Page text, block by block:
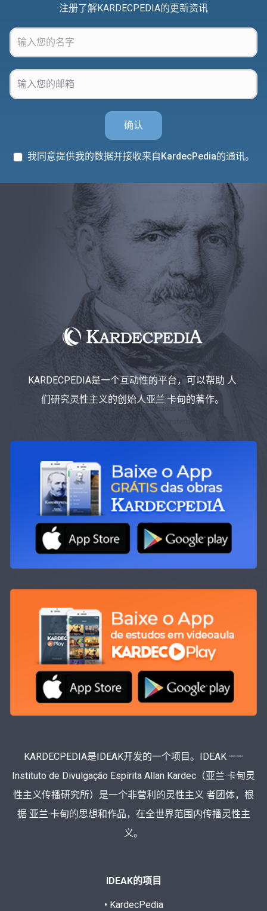
注册了解KARDECPEDIA的更新资讯
确认
我同意提供我的数据并接收来自KardecPedia的通讯。
KARDECPEDIA是一个互动性的平台，可以帮助 人
们研究灵性主义的创始人亚兰·卡甸的著作。
KARDECPEDIA是IDEAK开发的一个项目。IDEAK ——
Instituto de Divulgação Espírita Allan Kardec（亚兰·卡甸灵
性主义传播研究所）是一个非营利的灵性主义 者团体，根
据 亚兰·卡甸的思想和作品，在全世界范围内传播灵性主
义。
IDEAK的项目
• KardecPedia